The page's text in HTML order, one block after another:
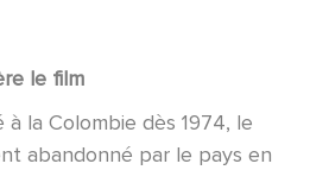
le film
la Colombie dès 1974, le
abandonné par le pays en